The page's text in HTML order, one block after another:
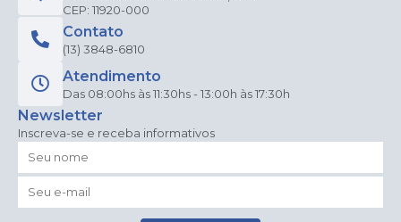
CEP: 11920-000
Contato
(13) 3848-6810
Atendimento
Das 08:00hs às 11:30hs - 13:00h às 17:30h
Newsletter
Inscreva-se e receba informativos